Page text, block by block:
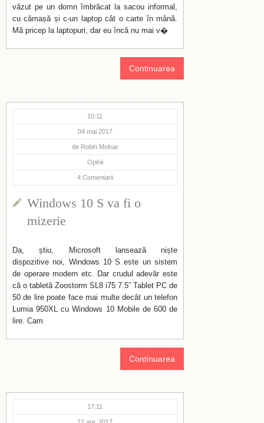
văzut pe un domn îmbrăcat la sacou informal,
cu cămașă și c-un laptop cât o carte în mână.
Mă pricep la laptopuri, dar eu încă nu mai v�
Continuarea
10:11
04 mai 2017
de Robin Molnar
Opinii
4 Comentarii
Windows 10 S va fi o
mizerie
Da, știu, Microsoft lansează niște
dispozitive noi, Windows 10 S este un sistem
de operare modern etc. Dar crudul adevăr este
că o tabletă Zoostorm SL8 i75 7.5” Tablet PC de
50 de lire poate face mai multe decât un telefon
Lumia 950XL cu Windows 10 Mobile de 600 de
lire. Cam
Continuarea
17:11